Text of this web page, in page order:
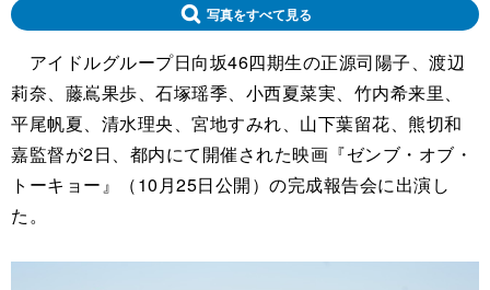
写真をすべて見る
アイドルグループ日向坂46四期生の正源司陽子、渡辺
莉奈、藤嶌果歩、石塚瑶季、小西夏菜実、竹内希来里、
平尾帆夏、清水理央、宮地すみれ、山下葉留花、熊切和
嘉監督が2日、都内にて開催された映画『ゼンブ・オブ・
トーキョー』（10月25日公開）の完成報告会に出演し
た。